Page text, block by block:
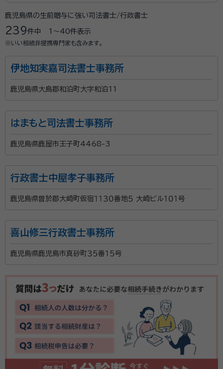
鹿児島県の生前贈与に強い司法書士/行政書士
239件中 1〜40件表示
※いい相続非提携専門家も含みます。
伊地知実嘉司法書士事務所
鹿児島県大島郡和泊町大字和泊11
はまもと司法書士事務所
鹿児島県鹿屋市王子町4468-3
行政書士中屋孝子事務所
鹿児島県曽於郡大崎町仮宿１１３０番地５ 大崎ビル１０１号
喜山修三行政書士事務所
鹿児島県鹿児島市真砂町３５番１５号